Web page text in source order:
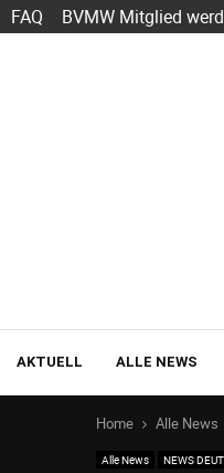
FAQ BVMW Mitglied
Sarbacane wird zu
AKTUELL ALLE NEWS
Home Alle News
Alle News NEWS